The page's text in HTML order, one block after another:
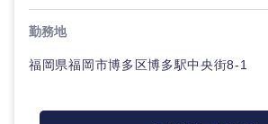
新潟県 富山県
勤務地
福岡県福岡市博多区博多駅中央街8-1